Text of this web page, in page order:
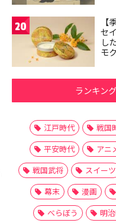
20
【
セ
し
モ
ランキン
江戸時代 戦国
平安時代
アニ
戦国武将
スイーツ
幕末
漫画
べらぼう
明